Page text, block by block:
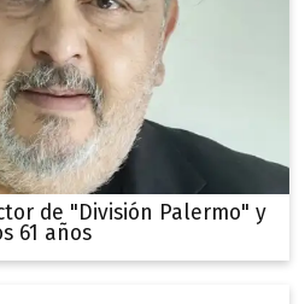
de "División Palermo" y
61 años